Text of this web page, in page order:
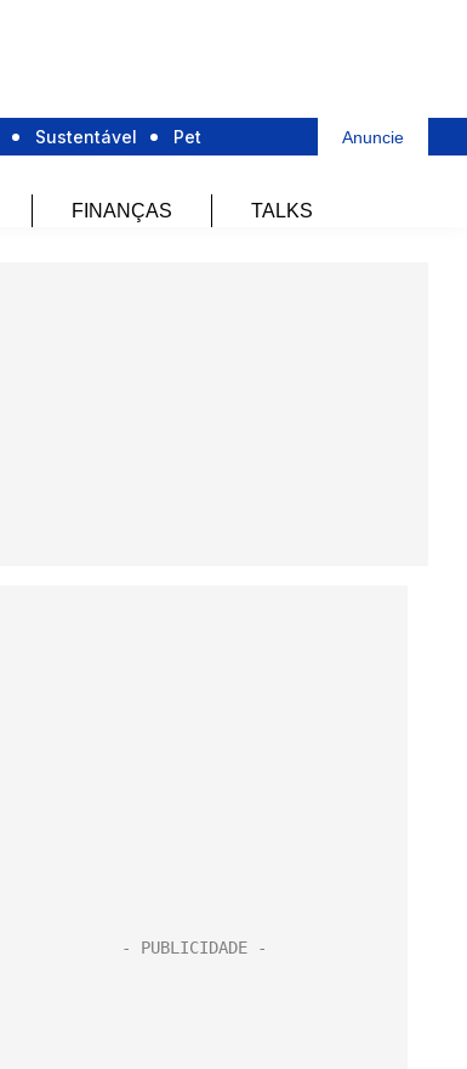
Sustentável Pet Anuncie
FINANÇAS TALKS